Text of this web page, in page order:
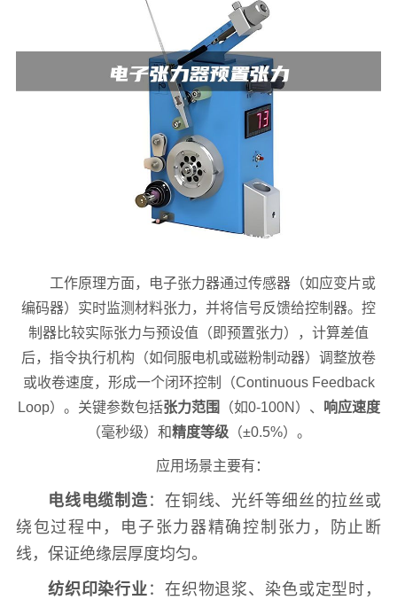
工作原理方面，电子张力器通过传感器（如应变片或
编码器）实时监测材料张力，并将信号反馈给控制器。控
制器比较实际张力与预设值（即预置张力），计算差值
后，指令执行机构（如伺服电机或磁粉制动器）调整放卷
或收卷速度，形成一个闭环控制（Continuous Feedback
Loop）。关键参数包括张力范围 （如0-100N）、
响应速度
（毫秒级）和精度等级（±0.5%）。
应用场景主要有：
电线电缆制造：在铜线、光纤等细丝的拉丝或
绕包过程中，电子张力器精确控制张力，防止断
线，保证绝缘层厚度均匀。
纺织印染行业 ：在织物退浆、染色或定型时，